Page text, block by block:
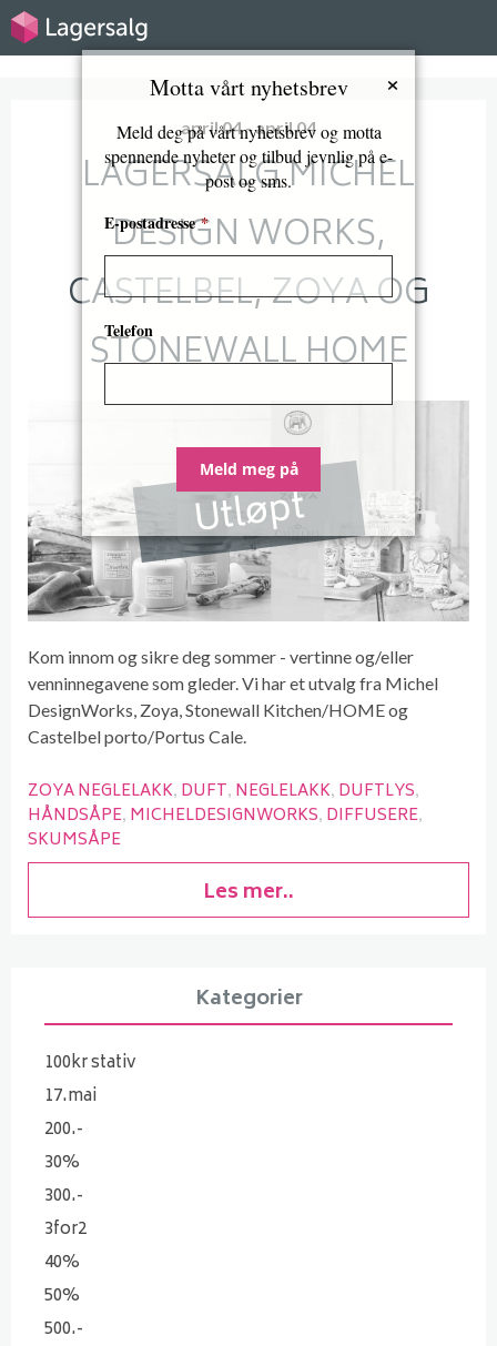
april 04 - april 04
LAGERSALG MICHEL
DESIGN WORKS,
CASTELBEL, ZOYA OG
STONEWALL HOME
Utløpt
Kom innom og sikre deg sommer - vertinne og/eller
venninnegavene som gleder. Vi har et utvalg fra Michel
DesignWorks, Zoya, Stonewall Kitchen/HOME og
Castelbel porto/Portus Cale.
ZOYA NEGLELAKK DUFT NEGLELAKK DUFTLYS
HÅNDSÅPE MICHELDESIGNWORKS DIFFUSERE
SKUMSÅPE
Les mer..
Kategorier
100kr stativ
17.mai
200.-
30%
300.-
3for2
40%
50%
500.-
×
Motta vårt nyhetsbrev
Meld deg på vårt nyhetsbrev og motta
spennende nyheter og tilbud jevnlig på e-
post og sms.
E-postadresse*
Telefon